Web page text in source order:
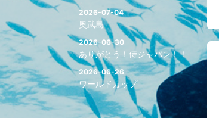
2026-07-04
奥武島
2026-06-30
ありがとう！侍ジャパン！！
2026-06-26
ワールドカップ